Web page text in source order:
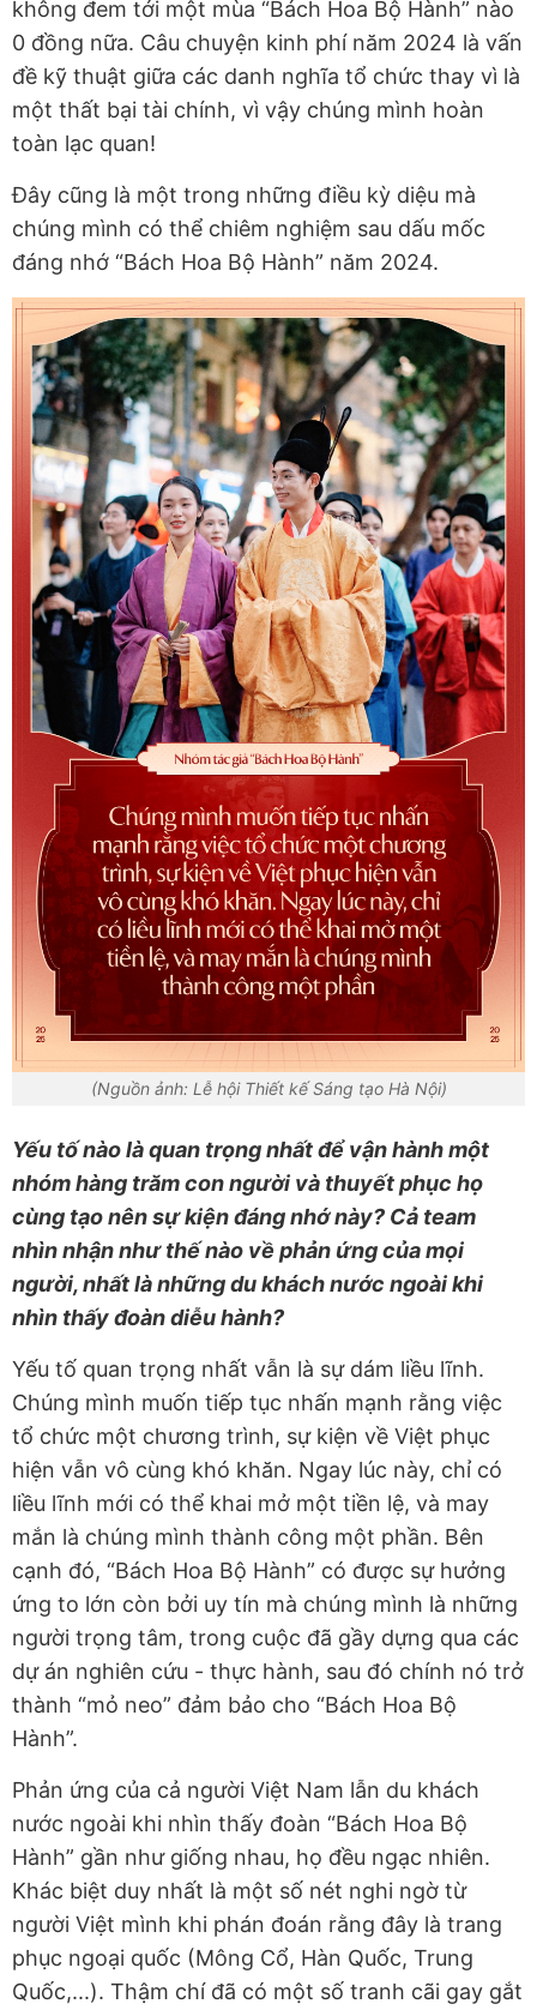
không đem tới một mùa “Bách Hoa Bộ Hành” nào
0 đồng nữa. Câu chuyện kinh phí năm 2024 là vấn
đề kỹ thuật giữa các danh nghĩa tổ chức thay vì là
một thất bại tài chính, vì vậy chúng mình hoàn
toàn lạc quan!
Đây cũng là một trong những điều kỳ diệu mà
chúng mình có thể chiêm nghiệm sau dấu mốc
đáng nhớ “Bách Hoa Bộ Hành” năm 2024.
(Nguồn ảnh: Lễ hội Thiết kế Sáng tạo Hà Nội)
Yếu tố nào là quan trọng nhất để vận hành một
nhóm hàng trăm con người và thuyết phục họ
cùng tạo nên sự kiện đáng nhớ này? Cả team
nhìn nhận như thế nào về phản ứng của mọi
người, nhất là những du khách nước ngoài khi
nhìn thấy đoàn diễu hành?
Yếu tố quan trọng nhất vẫn là sự dám liều lĩnh.
Chúng mình muốn tiếp tục nhấn mạnh rằng việc
tổ chức một chương trình, sự kiện về Việt phục
hiện vẫn vô cùng khó khăn. Ngay lúc này, chỉ có
liều lĩnh mới có thể khai mở một tiền lệ, và may
mắn là chúng mình thành công một phần. Bên
cạnh đó, “Bách Hoa Bộ Hành” có được sự hưởng
ứng to lớn còn bởi uy tín mà chúng mình là những
người trọng tâm, trong cuộc đã gầy dựng qua các
dự án nghiên cứu - thực hành, sau đó chính nó trở
thành “mỏ neo” đảm bảo cho “Bách Hoa Bộ
Hành”.
Phản ứng của cả người Việt Nam lẫn du khách
nước ngoài khi nhìn thấy đoàn “Bách Hoa Bộ
Hành” gần như giống nhau, họ đều ngạc nhiên.
Khác biệt duy nhất là một số nét nghi ngờ từ
người Việt mình khi phán đoán rằng đây là trang
phục ngoại quốc (Mông Cổ, Hàn Quốc, Trung
Quốc,...). Thậm chí đã có một số tranh cãi gay gắt